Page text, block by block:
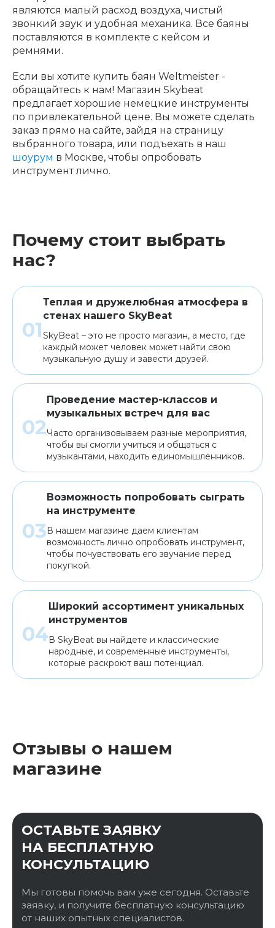
являются малый расход воздуха, чистый
звонкий звук и удобная механика. Все баяны
поставляются в комплекте с кейсом и
ремнями.
Если вы хотите купить баян Weltmeister -
обращайтесь к нам! Магазин Skybeat
предлагает хорошие немецкие инструменты
по привлекательной цене. Вы можете сделать
заказ прямо на сайте, зайдя на страницу
выбранного товара, или подъехать в наш
шоурум в Москве, чтобы опробовать
инструмент лично.
Почему стоит выбрать
нас?
Теплая и дружелюбная атмосфера в
стенах нашего SkyBeat
SkyBeat – это не просто магазин, а место, где
каждый может человек может найти свою
музыкальную душу и завести друзей.
Проведение мастер-классов и
музыкальных встреч для вас
Часто организовываем разные мероприятия,
чтобы вы смогли учиться и общаться с
музыкантами, находить единомышленников.
Возможность попробовать сыграть
на инструменте
В нашем магазине даем клиентам
возможность лично опробовать инструмент,
чтобы почувствовать его звучание перед
покупкой.
Широкий ассортимент уникальных
инструментов
В SkyBeat вы найдете и классические
народные, и современные инструменты,
которые раскроют ваш потенциал.
Отзывы о нашем
магазине
ОСТАВЬТЕ ЗАЯВКУ
НА БЕСПЛАТНУЮ
КОНСУЛЬТАЦИЮ
Мы готовы помочь вам уже сегодня. Оставьте
заявку, и получите бесплатную консультацию
от наших опытных специалистов.